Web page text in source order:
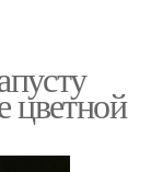
цветной